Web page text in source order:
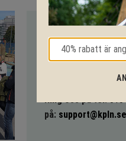
VI
Med vår mångåriga
tekniska lösningar
Ring oss på tel:
på: support@kpln.se